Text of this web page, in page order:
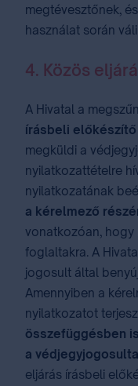
megtévesztőnek,
használat során
4. Közös
A Hivatal a
írásbeli előkészítő
megküldi a
nyilatkozattételre
nyilatkozatának
a kérelmező
vonatkozóan,
foglaltakra. A
jogosult által
Amennyiben a
nyilatkozatot
összefüggésben
a
eljárás írásbeli